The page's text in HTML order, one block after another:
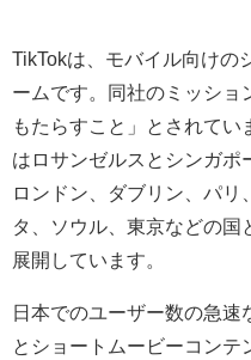
TikTokは、モバイル向けの
ームです。同社のミッショ
もたらすこと」とされてい
はロサンゼルスとシンガポ
ロンドン、ダブリン、パ
タ、ソウル、東京などの国
展開しています。
日本でのユーザー数の急速
とショートムービーコンテ